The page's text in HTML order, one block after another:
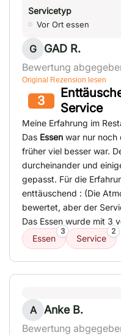
Servicetyp
Vor Ort essen
G GAD R.
Bewertung
Original Rezension lesen
3
Service
Meine Erfahrung im
Das Essen war nur noch
früher viel besser war.
durcheinander und
gepasst. Für die
enttäuschend : (Die
bewertet, aber der
Das Essen wurde mit 3
Essen
3
Service
2
A Anke B.
Bewertung